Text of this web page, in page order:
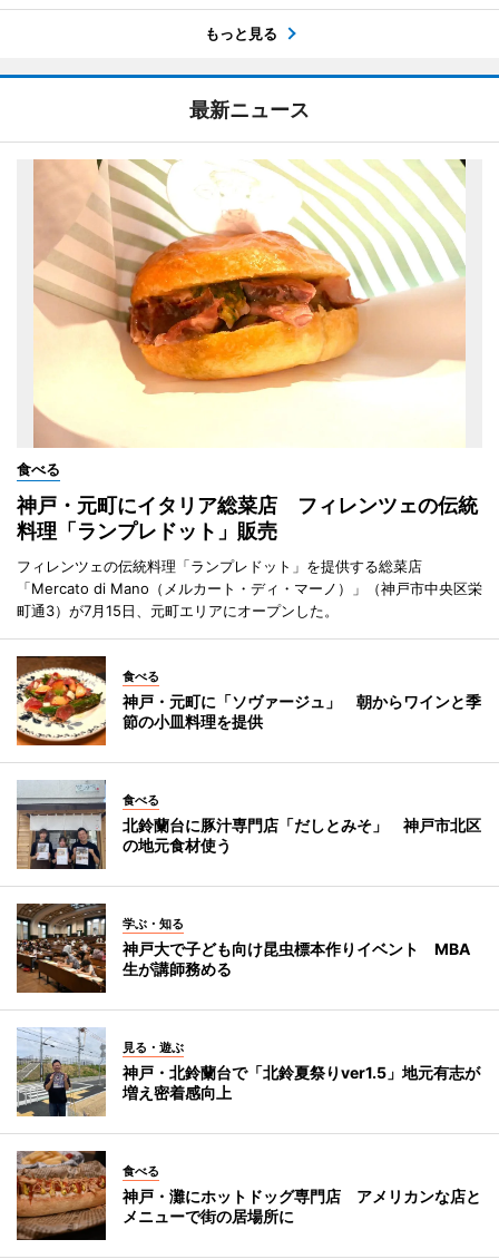
もっと見る
最新ニュース
食べる
神戸・元町にイタリア総菜店 フィレンツェの伝統
料理「ランプレドット」販売
フィレンツェの伝統料理「ランプレドット」を提供する総菜店
「Mercato di Mano（メルカート・ディ・マーノ）」（神戸市中央区栄
町通3）が7月15日、元町エリアにオープンした。
食べる
神戸・元町に「ソヴァージュ」 朝からワインと季
節の小皿料理を提供
食べる
北鈴蘭台に豚汁専門店「だしとみそ」 神戸市北区
の地元食材使う
学ぶ・知る
神戸大で子ども向け昆虫標本作りイベント MBA
生が講師務める
見る・遊ぶ
神戸・北鈴蘭台で「北鈴夏祭りver1.5」地元有志が
増え密着感向上
食べる
神戸・灘にホットドッグ専門店 アメリカンな店と
メニューで街の居場所に